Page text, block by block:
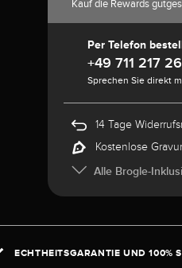
Kauf die Rewards
Per Telefon
+49 711 217
Sprechen Sie direkt
14 Tage
Kostenlose
Alle Brogle-
ECHTHEITSGARANTIE UND 100%